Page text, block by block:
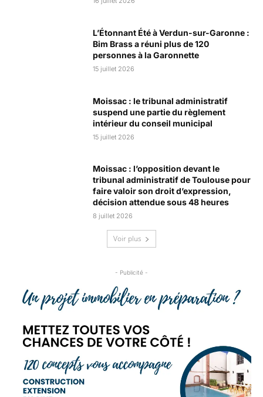
L’Étonnant Été à Verdun-sur-Garonne :
Bim Brass a réuni plus de 120
personnes à la Garonnette
15 juillet 2026
Moissac : le tribunal administratif
suspend une partie du règlement
intérieur du conseil municipal
15 juillet 2026
Moissac : l’opposition devant le
tribunal administratif de Toulouse pour
faire valoir son droit d’expression,
décision attendue sous 48 heures
8 juillet 2026
Voir plus
- Publicité -